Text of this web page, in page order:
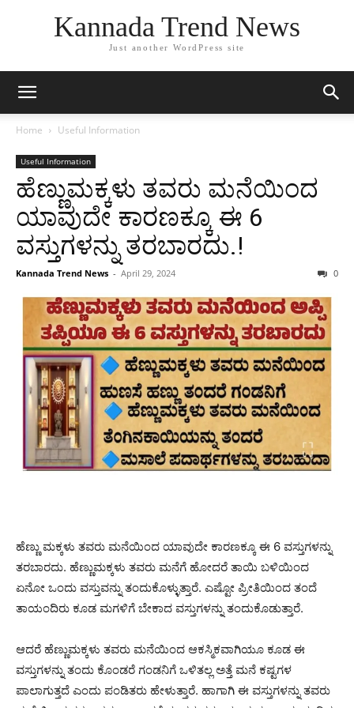
Kannada Trend News
Just another WordPress site
Home Useful Information
Useful Information
ಹೆಣ್ಣುಮಕ್ಕಳು ತವರು ಮನೆಯಿಂದ
ಯಾವುದೇ ಕಾರಣಕ್ಕೂ ಈ 6
ವಸ್ತುಗಳನ್ನು ತರಬಾರದು.!
Kannada Trend News - April 29, 2024 0
ಹೆಣ್ಣು ಮಕ್ಕಳು ತವರು ಮನೆಯಿಂದ ಯಾವುದೇ ಕಾರಣಕ್ಕೂ ಈ 6 ವಸ್ತುಗಳನ್ನು
ತರಬಾರದು. ಹೆಣ್ಣುಮಕ್ಕಳು ತವರು ಮನೆಗೆ ಹೋದರೆ ತಾಯಿ ಬಳಿಯಿಂದ
ಏನೋ ಒಂದು ವಸ್ತುವನ್ನು ತಂದುಕೊಳ್ಳುತ್ತಾರೆ. ಎಷ್ಟೋ ಪ್ರೀತಿಯಿಂದ ತಂದೆ
ತಾಯಂದಿರು ಕೂಡ ಮಗಳಿಗೆ ಬೇಕಾದ ವಸ್ತುಗಳನ್ನು ತಂದುಕೊಡುತ್ತಾರೆ.
ಆದರೆ ಹೆಣ್ಣುಮಕ್ಕಳು ತವರು ಮನೆಯಿಂದ ಆಕಸ್ಮಿಕವಾಗಿಯೂ ಕೂಡ ಈ
ವಸ್ತುಗಳನ್ನು ತಂದು ಕೊಂಡರೆ ಗಂಡನಿಗೆ ಒಳಿತಲ್ಲ ಅತ್ತೆ ಮನೆ ಕಷ್ಟಗಳ
ಪಾಲಾಗುತ್ತದೆ ಎಂದು ಪಂಡಿತರು ಹೇಳುತ್ತಾರೆ. ಹಾಗಾಗಿ ಈ ವಸ್ತುಗಳನ್ನು ತವರು